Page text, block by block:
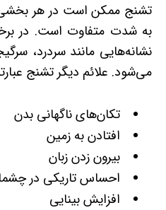
تشنج ممکن است در هر بخشی
به شدت متفاوت است. در
نشانه‌هایی مانند سردرد،
می‌شود. علائم دیگر تشنج
تکان‌های ناگهانی بدن
افتادن به زمین
بیرون زدن زبان
احساس تاریکی در
افزایش بینایی